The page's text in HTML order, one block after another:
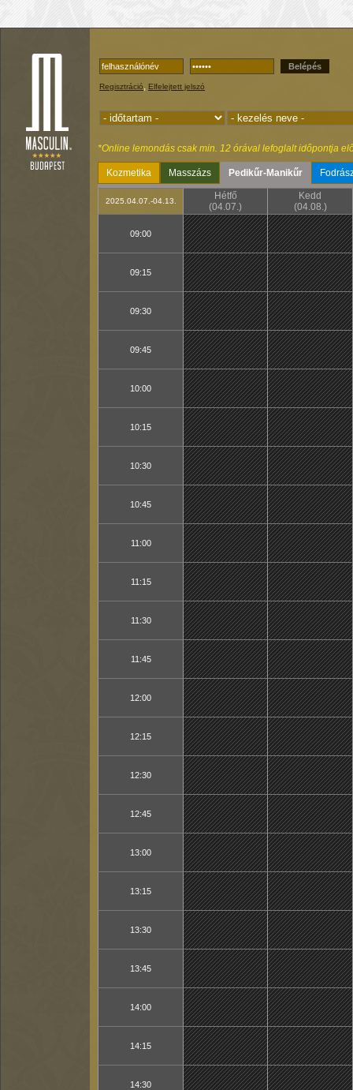
Belépés
Regisztráció, Elfelejtett jelszó
*Online lemondás csak min. 12 órával lefoglalt időpontja
Kozmetika Masszázs Pedikűr-Manikűr
2025.04.07.-04.13.
Hétfő
(04.07.)
Kedd
(04.08.)
09:00
09:15
09:30
09:45
10:00
10:15
10:30
10:45
11:00
11:15
11:30
11:45
12:00
12:15
12:30
12:45
13:00
13:15
13:30
13:45
14:00
14:15
14:30